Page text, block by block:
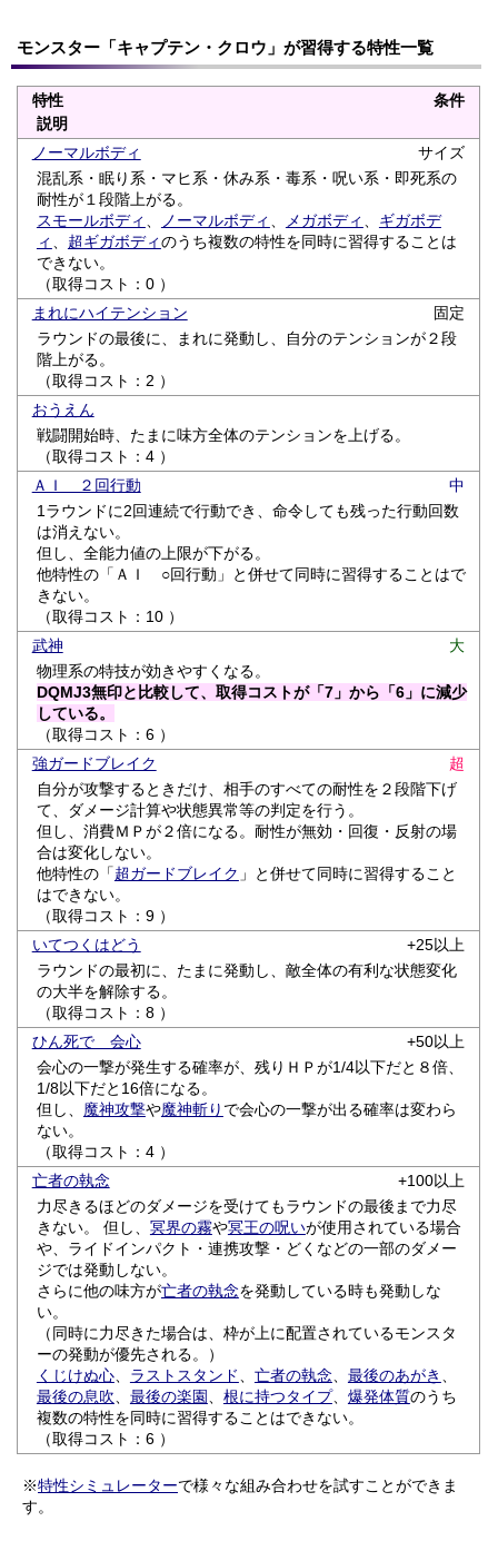
モンスター「キャプテン・クロウ」が習得する特性一覧
特性
条件
説明
ノーマルボディ
サイズ
混乱系・眠り系・マヒ系・休み系・毒系・呪い系・即死系の
耐性が１段階上がる。
スモールボディ
ノーマルボディ メガボディ
ギガボデ
ィ
超ギガボディのうち複数の特性を同時に習得することは
できない。
（取得コスト：0 ）
まれにハイテンション
固定
ラウンドの最後に、まれに発動し、自分のテンションが２段
階上がる。
（取得コスト：2 ）
おうえん
戦闘開始時、たまに味方全体のテンションを上げる。
（取得コスト：4 ）
ＡＩ ２回行動
中
1ラウンドに2回連続で行動でき、命令しても残った行動回数
は消えない。
但し、全能力値の上限が下がる。
他特性の「ＡＩ ○回行動」と併せて同時に習得することはで
きない。
（取得コスト：10 ）
武神
大
物理系の特技が効きやすくなる。
DQMJ3無印と比較して、取得コストが「7」から「6」に減少
している。
（取得コスト：6 ）
強ガードブレイク
超
自分が攻撃するときだけ、相手のすべての耐性を２段階下げ
て、ダメージ計算や状態異常等の判定を行う。
但し、消費ＭＰが２倍になる。耐性が無効・回復・反射の場
合は変化しない。
他特性の「超ガードブレイク 」と併せて同時に習得すること
はできない。
（取得コスト：9 ）
いてつくはどう
+25以上
ラウンドの最初に、たまに発動し、敵全体の有利な状態変化
の大半を解除する。
（取得コスト：8 ）
ひん死で 会心
+50以上
会心の一撃が発生する確率が、残りＨＰが1/4以下だと８倍、
1/8以下だと16倍になる。
但し、 魔神攻撃や魔神斬り で会心の一撃が出る確率は変わら
ない。
（取得コスト：4 ）
亡者の執念
+100以上
力尽きるほどのダメージを受けてもラウンドの最後まで力尽
きない。 但し、 冥界の霧や冥王の呪いが使用されている場合
や、ライドインパクト・連携攻撃・どくなどの一部のダメー
ジでは発動しない。
さらに他の味方が亡者の執念を発動している時も発動しな
い。
（同時に力尽きた場合は、枠が上に配置されているモンスタ
ーの発動が優先される。）
くじけぬ心、 ラストスタンド 亡者の執念、 最後のあがき
最後の息吹
最後の楽園 根に持つタイプ、 爆発体質のうち
複数の特性を同時に習得することはできない。
（取得コスト：6 ）
※特性シミュレーターで様々な組み合わせを試すことができま
す。